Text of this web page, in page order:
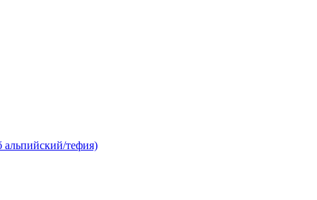
альпийский/тефия)